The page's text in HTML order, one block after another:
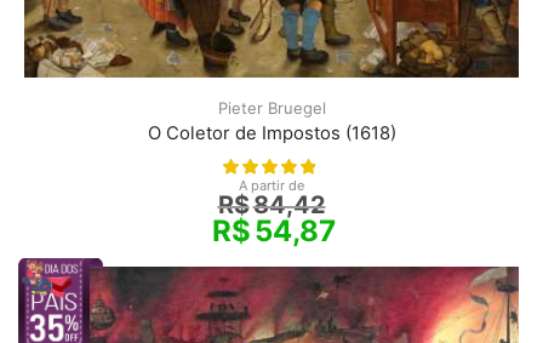
Pieter Bruegel
O Coletor de Impostos (1618)
A partir de
R$84,42
R$54,87